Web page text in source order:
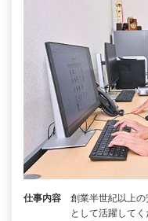
仕事内容
創業半世紀以上
として活躍して